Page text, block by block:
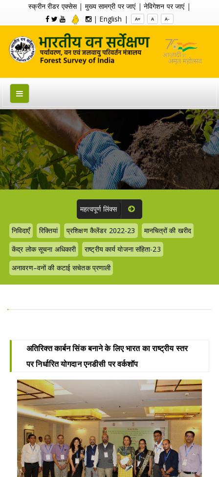
स्क्रीन रीडर एक्सेस| मुख्य सामग्री पर जाएं| नेविगेशन पर जाएं|
| English | A+ A A-
महत्वपूर्ण लिंक्स
निविदाएँ रिक्तियां प्रशिक्षण कैलेंडर 2022-23
मानचित्रों की खरीद
केंद्र लोक सूचना अधिकारी
राष्ट्रीय कार्य योजना संहिता-23
अनावरण–वनों की कटाई सचेतक प्रणाली
अतिरिक्त कार्बन सिंक बनाने के लिए भारत का राष्ट्रीय स्तर
पर निर्धारित योगदान एनडीसी पर वर्कशॉप